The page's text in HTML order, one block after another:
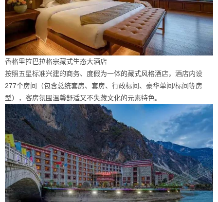
香格里拉巴拉格宗藏式生态大酒店
按照五星标准兴建的商务、度假为一体的藏式风格酒店，酒店内设
277个房间（包含总统套房、套房、行政标间、豪华单间/标间等房
型），客房氛围温馨舒适又不失藏文化的元素特色。